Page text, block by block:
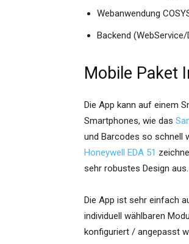
Webanwendung
Backend (WebService/
Mobile Paket
Die App kann auf einem
Smartphones, wie das
und Barcodes so schnell
Honeywell EDA 51
sehr robustes Design aus.
Die App ist sehr einfach
individuell wählbaren
konfiguriert / angepasst